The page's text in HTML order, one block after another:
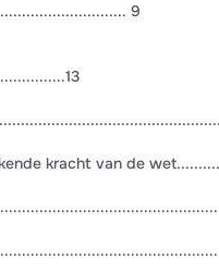
9
kracht van de